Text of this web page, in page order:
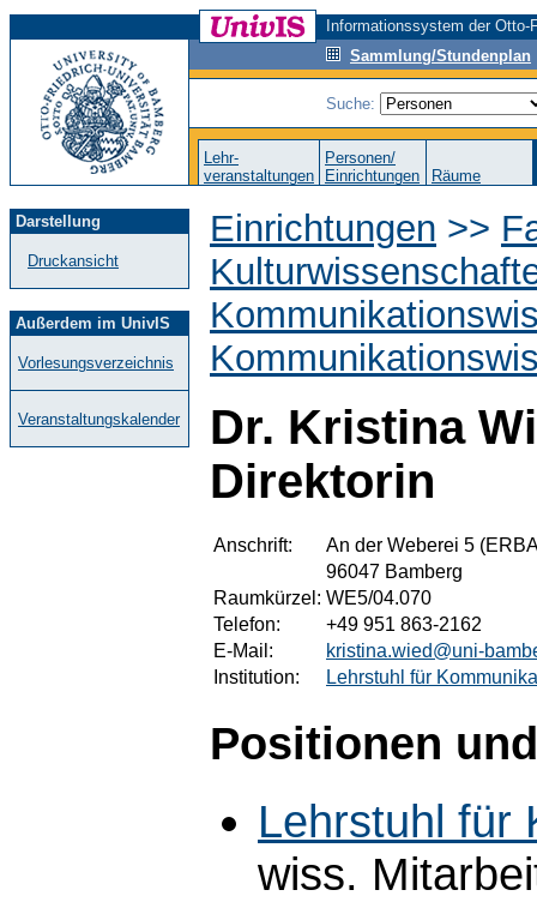
Informationssystem der
Sammlung/Stundenplan
Suche:
Lehr-
veranstaltungen
Personen/
Einrichtungen
Räume
Darstellung
Druckansicht
Außerdem im UnivIS
Vorlesungsverzeichnis
Veranstaltungskalender
Einrichtungen >>
Dr. Kristina
Direktorin
Anschrift:
An der Weberei 5
96047 Bamberg
Raumkürzel: WE5/04.070
Telefon:
+49 951 863-2162
E-Mail:
kristina.wied@uni-
Institution:
Lehrstuhl für
Positionen
Lehrstuhl für
wiss.